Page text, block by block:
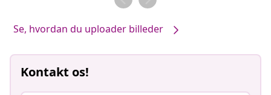
Se, hvordan du uploader billeder
Kontakt os!